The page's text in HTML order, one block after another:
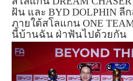
ฝัน และ BYD DOLPHIN ลี
ภายใต้สโลแกน ONE
นี้บ้านฉัน ฝ่าฟันไปด้วยกัน